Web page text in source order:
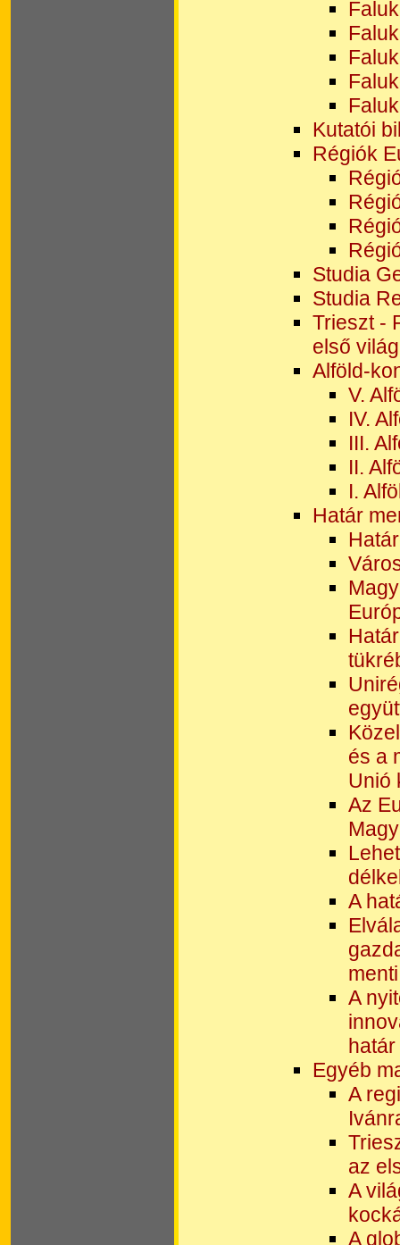
Kutatói
Régiók
Studia
Studia
Trieszt -
első
Alföld-
V.
IV.
III.
II.
I.
Határ
és a
Unió
Az
A
A
Egyéb
A
az
A
A